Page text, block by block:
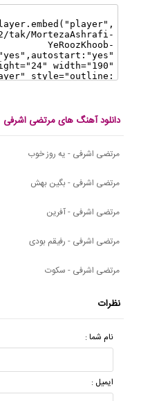
دانلود آهنگ های مرتضی اشرفی
مرتضی اشرفی - یه روز خوب
مرتضی اشرفی - بگین بهش
مرتضی اشرفی - آفرین
مرتضی اشرفی - رفیقم بودی
مرتضی اشرفی - سکوت
نظرات
نام شما :
ایمیل :